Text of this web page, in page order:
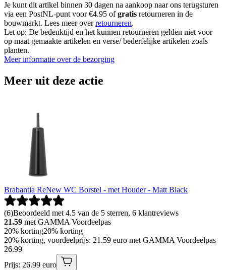
Je kunt dit artikel binnen 30 dagen na aankoop naar ons terugsturen
via een PostNL-punt voor €4.95 ofgratis retourneren in de
bouwmarkt. Lees meer overretourneren.
Let op: De bedenktijd en het kunnen retourneren gelden niet voor
op maat gemaakte artikelen en verse/ bederfelijke artikelen zoals
planten.
Meer informatie over de bezorging
Meer uit deze actie
Brabantia ReNew WC Borstel - met Houder - Matt Black
(6)Beoordeeld met 4.5 van de 5 sterren, 6 klantreviews
21.59 met GAMMA Voordeelpas
20% korting20% korting
20% korting, voordeelprijs: 21.59 euro met GAMMA Voordeelpas
26.99
Prijs: 26.99 euro